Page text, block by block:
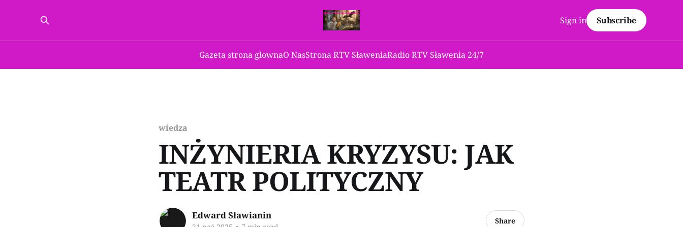
Gazeta strona glownaO NasStrona RTV SławeniaRadio RTV Sławenia 24/7
Sign in Subscribe
wiedza
INŻYNIERIA KRYZYSU: JAK
TEATR POLITYCZNY
Edward Sławianin Share